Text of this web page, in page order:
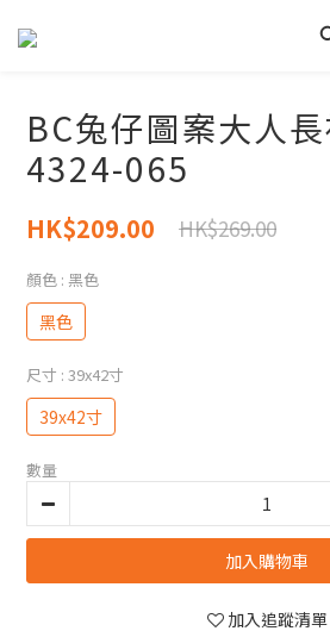
BC兔仔圖案大人
4324-065
HK$209.00 HK$269.00
顏色 : 黑色
黑色
尺寸 : 39x42寸
39x42寸
數量
加入購物車
加入追蹤清單